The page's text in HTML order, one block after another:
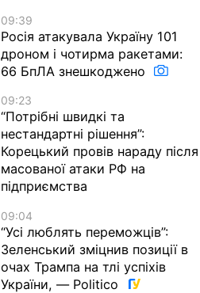
09:39
Росія атакувала Україну 101
дроном і чотирма ракетами:
66 БпЛА знешкоджено
09:23
“Потрібні швидкі та
нестандартні рішення”:
Корецький провів нараду після
масованої атаки РФ на
підприємства
09:04
“Усі люблять переможців”:
Зеленський зміцнив позиції в
очах Трампа на тлі успіхів
України, — Politico